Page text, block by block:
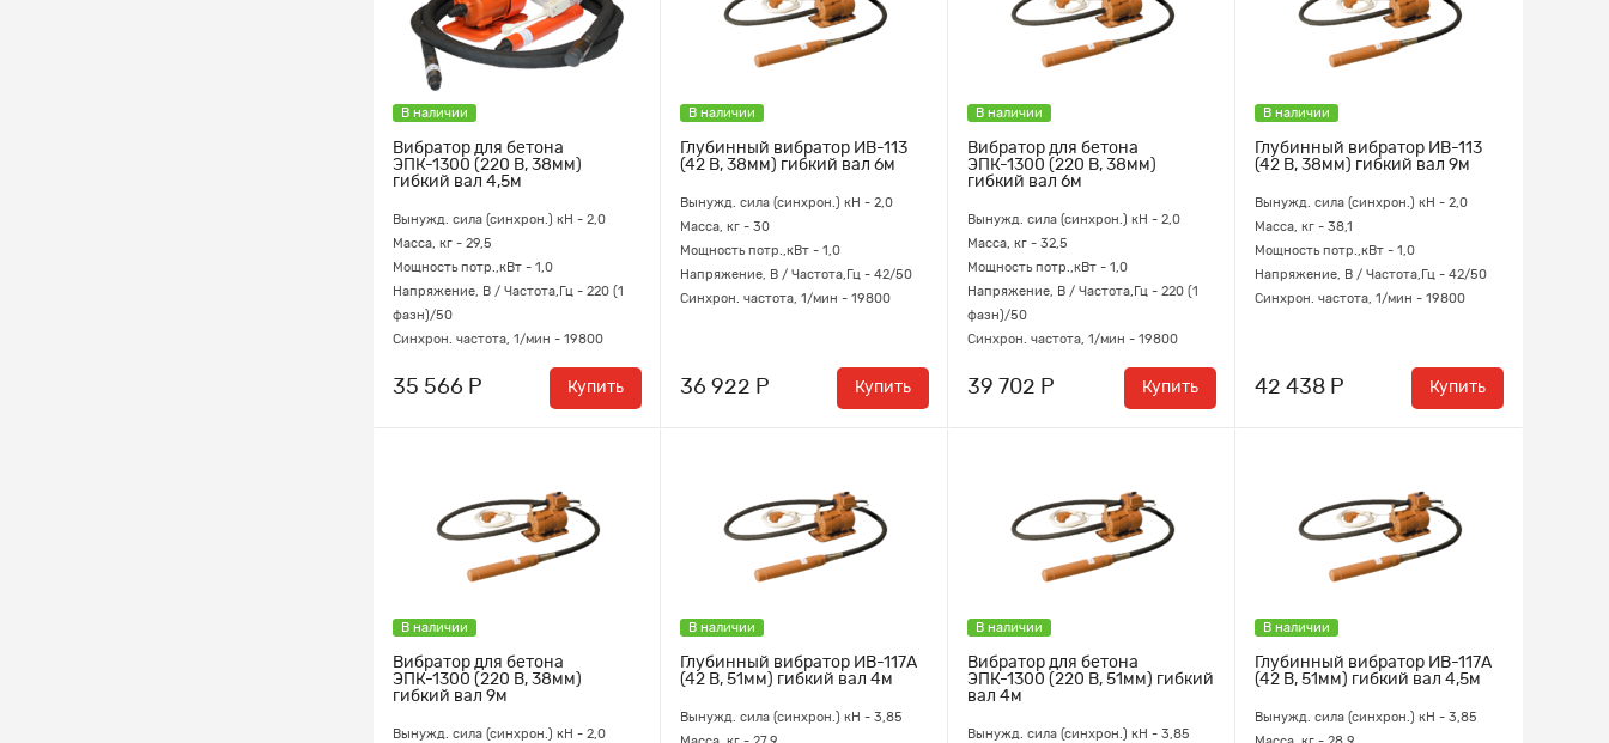
В наличии
Вибратор для бетона
ЭПК-1300 (220 В, 38мм)
гибкий вал 4,5м
Вынужд. сила (синхрон.) кН - 2,0
Масса, кг - 29,5
Мощность потр.,кВт - 1,0
Напряжение, В / Частота,Гц - 220 (1
фазн)/50
Синхрон. частота, 1/мин - 19800
35 566 Р Купить
В наличии
Глубинный вибратор ИВ-113
(42 В, 38мм) гибкий вал 6м
Вынужд. сила (синхрон.) кН - 2,0
Масса, кг - 30
Мощность потр.,кВт - 1,0
Напряжение, В / Частота,Гц - 42/50
Синхрон. частота, 1/мин - 19800
36 922 Р Купить
В наличии
Вибратор для бетона
ЭПК-1300 (220 В, 38мм)
гибкий вал 6м
Вынужд. сила (синхрон.) кН - 2,0
Масса, кг - 32,5
Мощность потр.,кВт - 1,0
Напряжение, В / Частота,Гц - 220 (1
фазн)/50
Синхрон. частота, 1/мин - 19800
39 702 Р Купить
В наличии
Глубинный вибратор ИВ-113
(42 В, 38мм) гибкий вал 9м
Вынужд. сила (синхрон.) кН - 2,0
Масса, кг - 38,1
Мощность потр.,кВт - 1,0
Напряжение, В / Частота,Гц - 42/50
Синхрон. частота, 1/мин - 19800
42 438 Р Купить
В наличии
Вибратор для бетона
ЭПК-1300 (220 В, 38мм)
гибкий вал 9м
Вынужд. сила (синхрон.) кН - 2,0
В наличии
Глубинный вибратор ИВ-117А
(42 В, 51мм) гибкий вал 4м
Вынужд. сила (синхрон.) кН - 3,85
В наличии
Вибратор для бетона
ЭПК-1300 (220 В, 51мм) гибкий
вал 4м
Вынужд. сила (синхрон.) кН - 3,85
В наличии
Глубинный вибратор ИВ-117А
(42 В, 51мм) гибкий вал 4,5м
Вынужд. сила (синхрон.) кН - 3,85